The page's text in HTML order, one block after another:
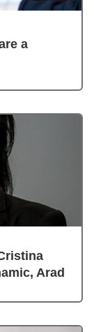
a
Arad